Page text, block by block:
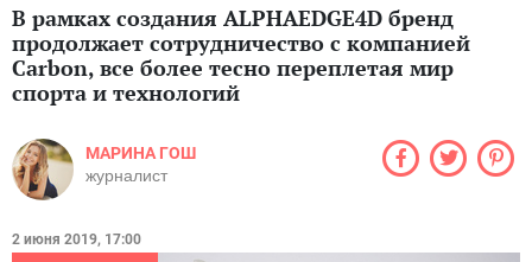
В рамках создания ALPHAEDGE4D бренд
продолжает сотрудничество с компанией
Carbon, все более тесно переплетая мир
спорта и технологий
МАРИНА ГОШ
журналист
2 июня 2019, 17:00